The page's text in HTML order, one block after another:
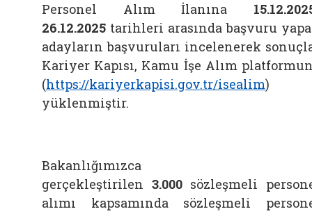
Personel Alım İlanına
26.12.2025 tarihleri arasında başvuru
adayların başvuruları incelenerek
Kariyer Kapısı, Kamu İşe Alım
(https://kariyerkapisi.gov.tr/isealim)
yüklenmiştir.
Bakanlığımızca
gerçekleştirilen 3.000 sözleşmeli
alımı kapsamında sözleşmeli